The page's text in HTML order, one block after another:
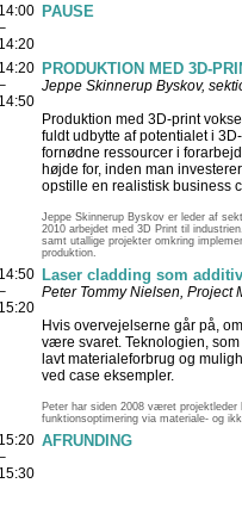
14:00
14:20
PAUSE
14:20
14:50
PRODUKTION MED 3D-
Jeppe Skinnerup Byskov,
Produktion med 3D-print
fuldt udbytte af potentialet i
fornødne ressourcer i
højde for, inden man
opstille en realistisk business
Jeppe Skinnerup Byskov er leder af
2010 arbejdet med 3D Print til
samt utallige projekter omkring
produktion.
14:50
15:20
Laser cladding som
Peter Tommy Nielsen, Project
Hvis overvejelserne går på,
være svaret. Teknologien,
lavt materialeforbrug og
ved case eksempler.
Peter har siden 2008 været
funktionsoptimering via materiale- og
15:20
15:30
AFRUNDING